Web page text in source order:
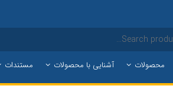
محصولات آشنایی با محصولات مستندات